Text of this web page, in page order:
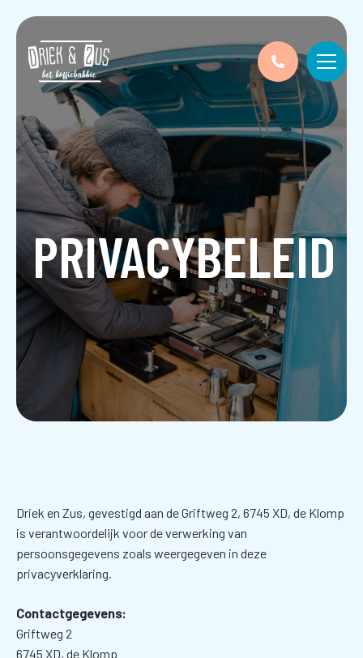
PRIVACYBELEID
Driek en Zus, gevestigd aan de Griftweg 2, 6745 XD, de Klomp
is verantwoordelijk voor de verwerking van
persoonsgegevens zoals weergegeven in deze
privacyverklaring.
Contactgegevens:
Griftweg 2
6745 XD, de Klomp